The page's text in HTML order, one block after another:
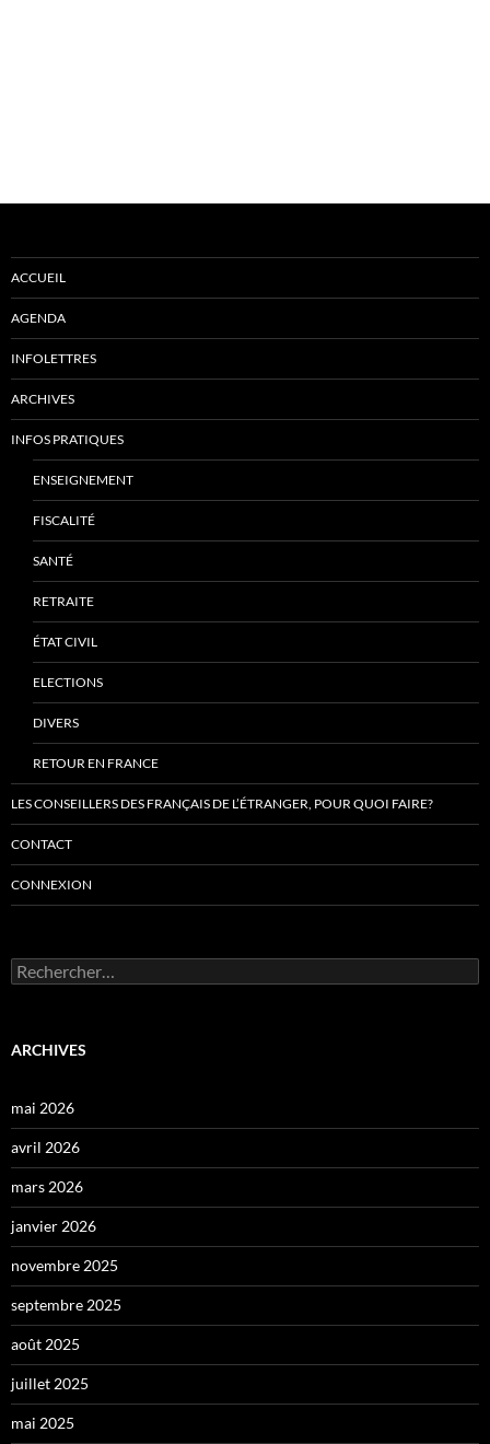
ACCUEIL
AGENDA
INFOLETTRES
ARCHIVES
INFOS PRATIQUES
ENSEIGNEMENT
FISCALITÉ
SANTÉ
RETRAITE
ÉTAT CIVIL
ELECTIONS
DIVERS
RETOUR EN FRANCE
LES CONSEILLERS DES FRANÇAIS DE L’ÉTRANGER, POUR QUOI FAIRE?
CONTACT
CONNEXION
Rechercher :
ARCHIVES
mai 2026
avril 2026
mars 2026
janvier 2026
novembre 2025
septembre 2025
août 2025
juillet 2025
mai 2025